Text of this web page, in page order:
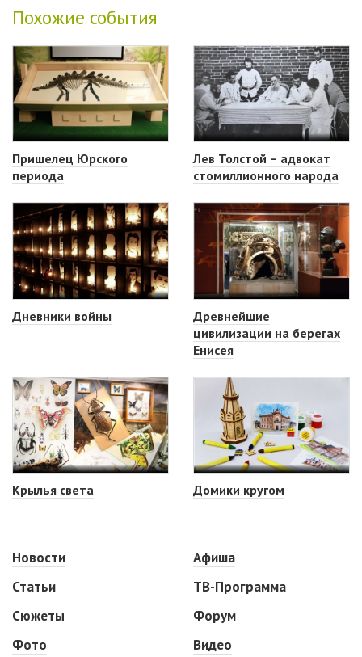
Похожие события
Пришелец Юрского
периода
Лев Толстой – адвокат
стомиллионного народа
Дневники войны
Древнейшие
цивилизации на берегах
Енисея
Крылья света Домики кругом
Новости
Статьи
Сюжеты
Фото
Афиша
ТВ-Программа
Форум
Видео